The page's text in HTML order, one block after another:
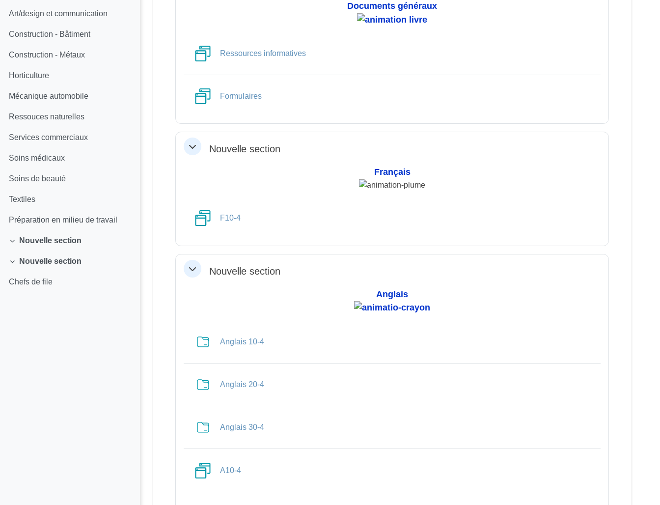
Art/design et communication
Construction - Bâtiment
Construction - Métaux
Horticulture
Mécanique automobile
Ressouces naturelles
Services commerciaux
Soins médicaux
Soins de beauté
Textiles
Préparation en milieu de travail
Replier
Nouvelle section
Replier
Nouvelle section
Chefs de file
Documents généraux
Ressources informativesOnglet
FormulairesOnglet
ReplierNouvelle section
Français
F10-4Onglet
ReplierNouvelle section
Anglais
Anglais 10-4Dossier
Anglais 20-4Dossier
Anglais 30-4Dossier
A10-4Onglet